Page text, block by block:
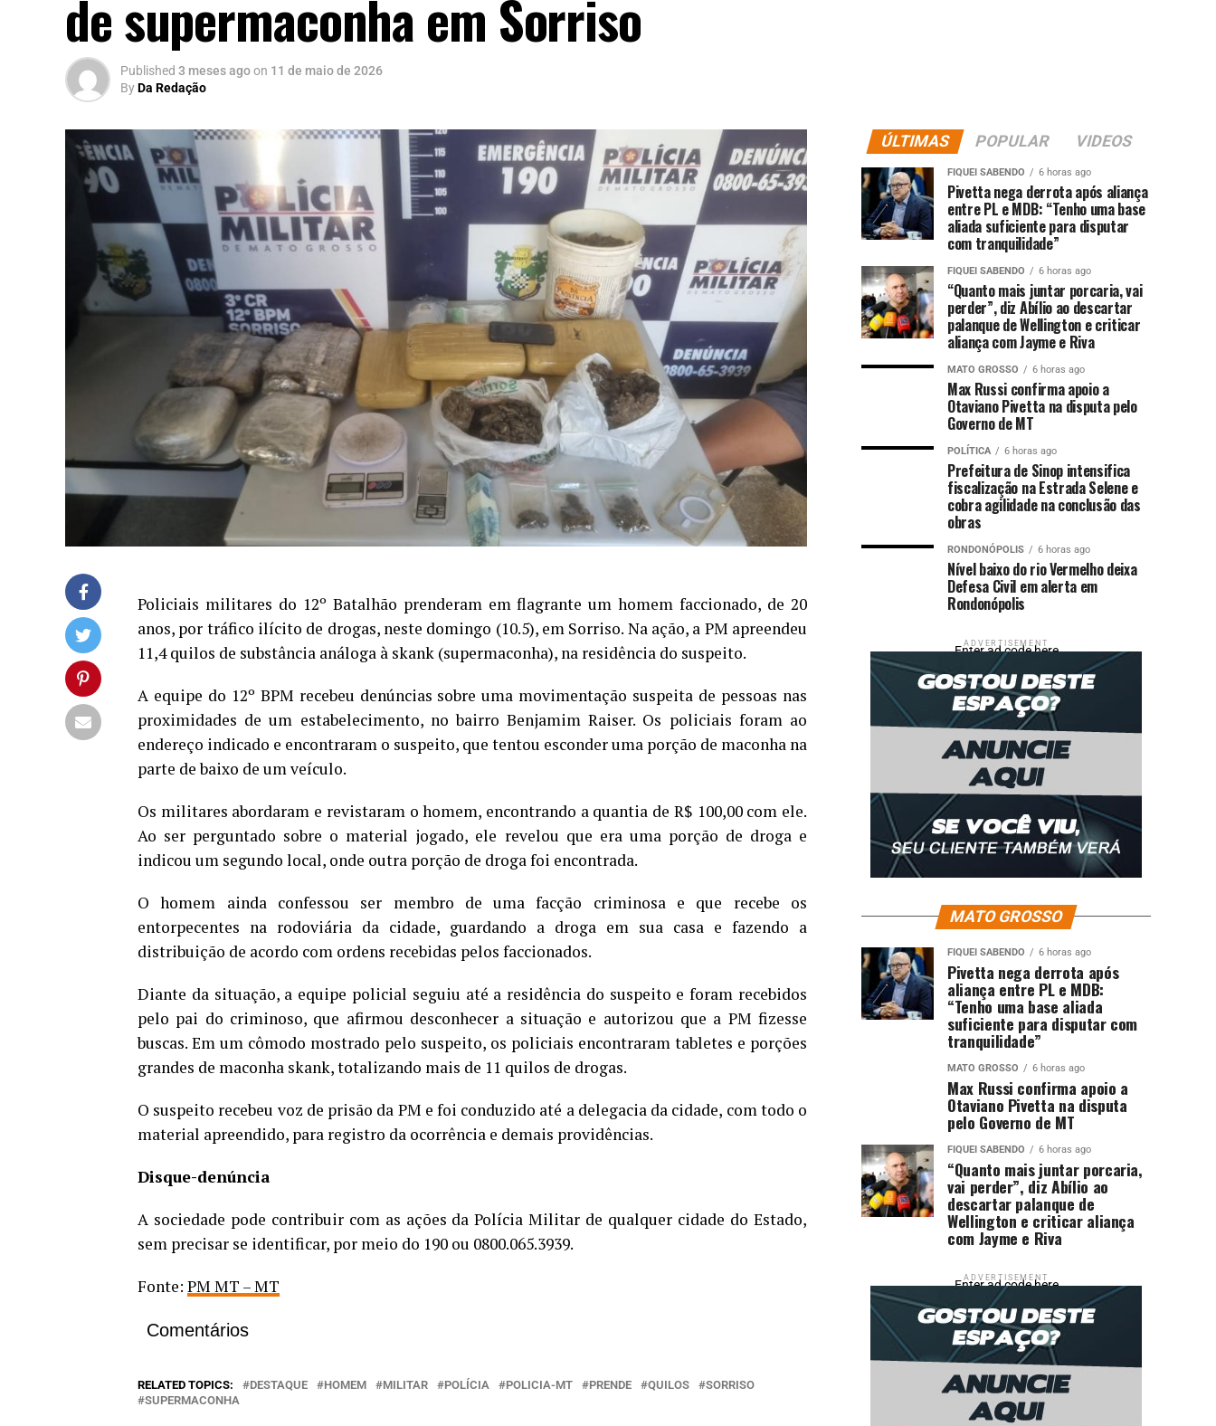
de supermaconha em Sorriso
Published 3 meses agoon 11 de maio de 2026
ByDa Redação
Policiais militares do 12º Batalhão prenderam em flagrante um homem faccionado, de 20
anos, por tráfico ilícito de drogas, neste domingo (10.5), em Sorriso. Na ação, a PM apreendeu
11,4 quilos de substância análoga à skank (supermaconha), na residência do suspeito.
A equipe do 12º BPM recebeu denúncias sobre uma movimentação suspeita de pessoas nas
proximidades de um estabelecimento, no bairro Benjamim Raiser. Os policiais foram ao
endereço indicado e encontraram o suspeito, que tentou esconder uma porção de maconha na
parte de baixo de um veículo.
Os militares abordaram e revistaram o homem, encontrando a quantia de R$ 100,00 com ele.
Ao ser perguntado sobre o material jogado, ele revelou que era uma porção de droga e
indicou um segundo local, onde outra porção de droga foi encontrada.
O homem ainda confessou ser membro de uma facção criminosa e que recebe os
entorpecentes na rodoviária da cidade, guardando a droga em sua casa e fazendo a
distribuição de acordo com ordens recebidas pelos faccionados.
Diante da situação, a equipe policial seguiu até a residência do suspeito e foram recebidos
pelo pai do criminoso, que afirmou desconhecer a situação e autorizou que a PM fizesse
buscas. Em um cômodo mostrado pelo suspeito, os policiais encontraram tabletes e porções
grandes de maconha skank, totalizando mais de 11 quilos de drogas.
O suspeito recebeu voz de prisão da PM e foi conduzido até a delegacia da cidade, com todo o
material apreendido, para registro da ocorrência e demais providências.
Disque-denúncia
A sociedade pode contribuir com as ações da Polícia Militar de qualquer cidade do Estado,
sem precisar se identificar, por meio do 190 ou 0800.065.3939.
Fonte: PM MT – MT
Comentários
RELATED TOPICS: DESTAQUE HOMEM MILITAR POLÍCIA POLICIA-MT PRENDE QUILOS
SORRISO
SUPERMACONHA
ÚLTIMAS POPULAR VIDEOS
FIQUEI SABENDO 6 horas ago
Pivetta nega derrota após aliança
entre PL e MDB: “Tenho uma base
aliada suficiente para disputar
com tranquilidade”
FIQUEI SABENDO 6 horas ago
“Quanto mais juntar porcaria, vai
perder”, diz Abílio ao descartar
palanque de Wellington e criticar
aliança com Jayme e Riva
MATO GROSSO 6 horas ago
Max Russi confirma apoio a
Otaviano Pivetta na disputa pelo
Governo de MT
POLÍTICA 6 horas ago
Prefeitura de Sinop intensifica
fiscalização na Estrada Selene e
cobra agilidade na conclusão das
obras
RONDONÓPOLIS 6 horas ago
Nível baixo do rio Vermelho deixa
Defesa Civil em alerta em
Rondonópolis
ADVERTISEMENT
Enter ad code here
MATO GROSSO
FIQUEI SABENDO 6 horas ago
Pivetta nega derrota após
aliança entre PL e MDB:
“Tenho uma base aliada
suficiente para disputar com
tranquilidade”
MATO GROSSO 6 horas ago
Max Russi confirma apoio a
Otaviano Pivetta na disputa
pelo Governo de MT
FIQUEI SABENDO 6 horas ago
“Quanto mais juntar porcaria,
vai perder”, diz Abílio ao
descartar palanque de
Wellington e criticar aliança
com Jayme e Riva
ADVERTISEMENT
Enter ad code here